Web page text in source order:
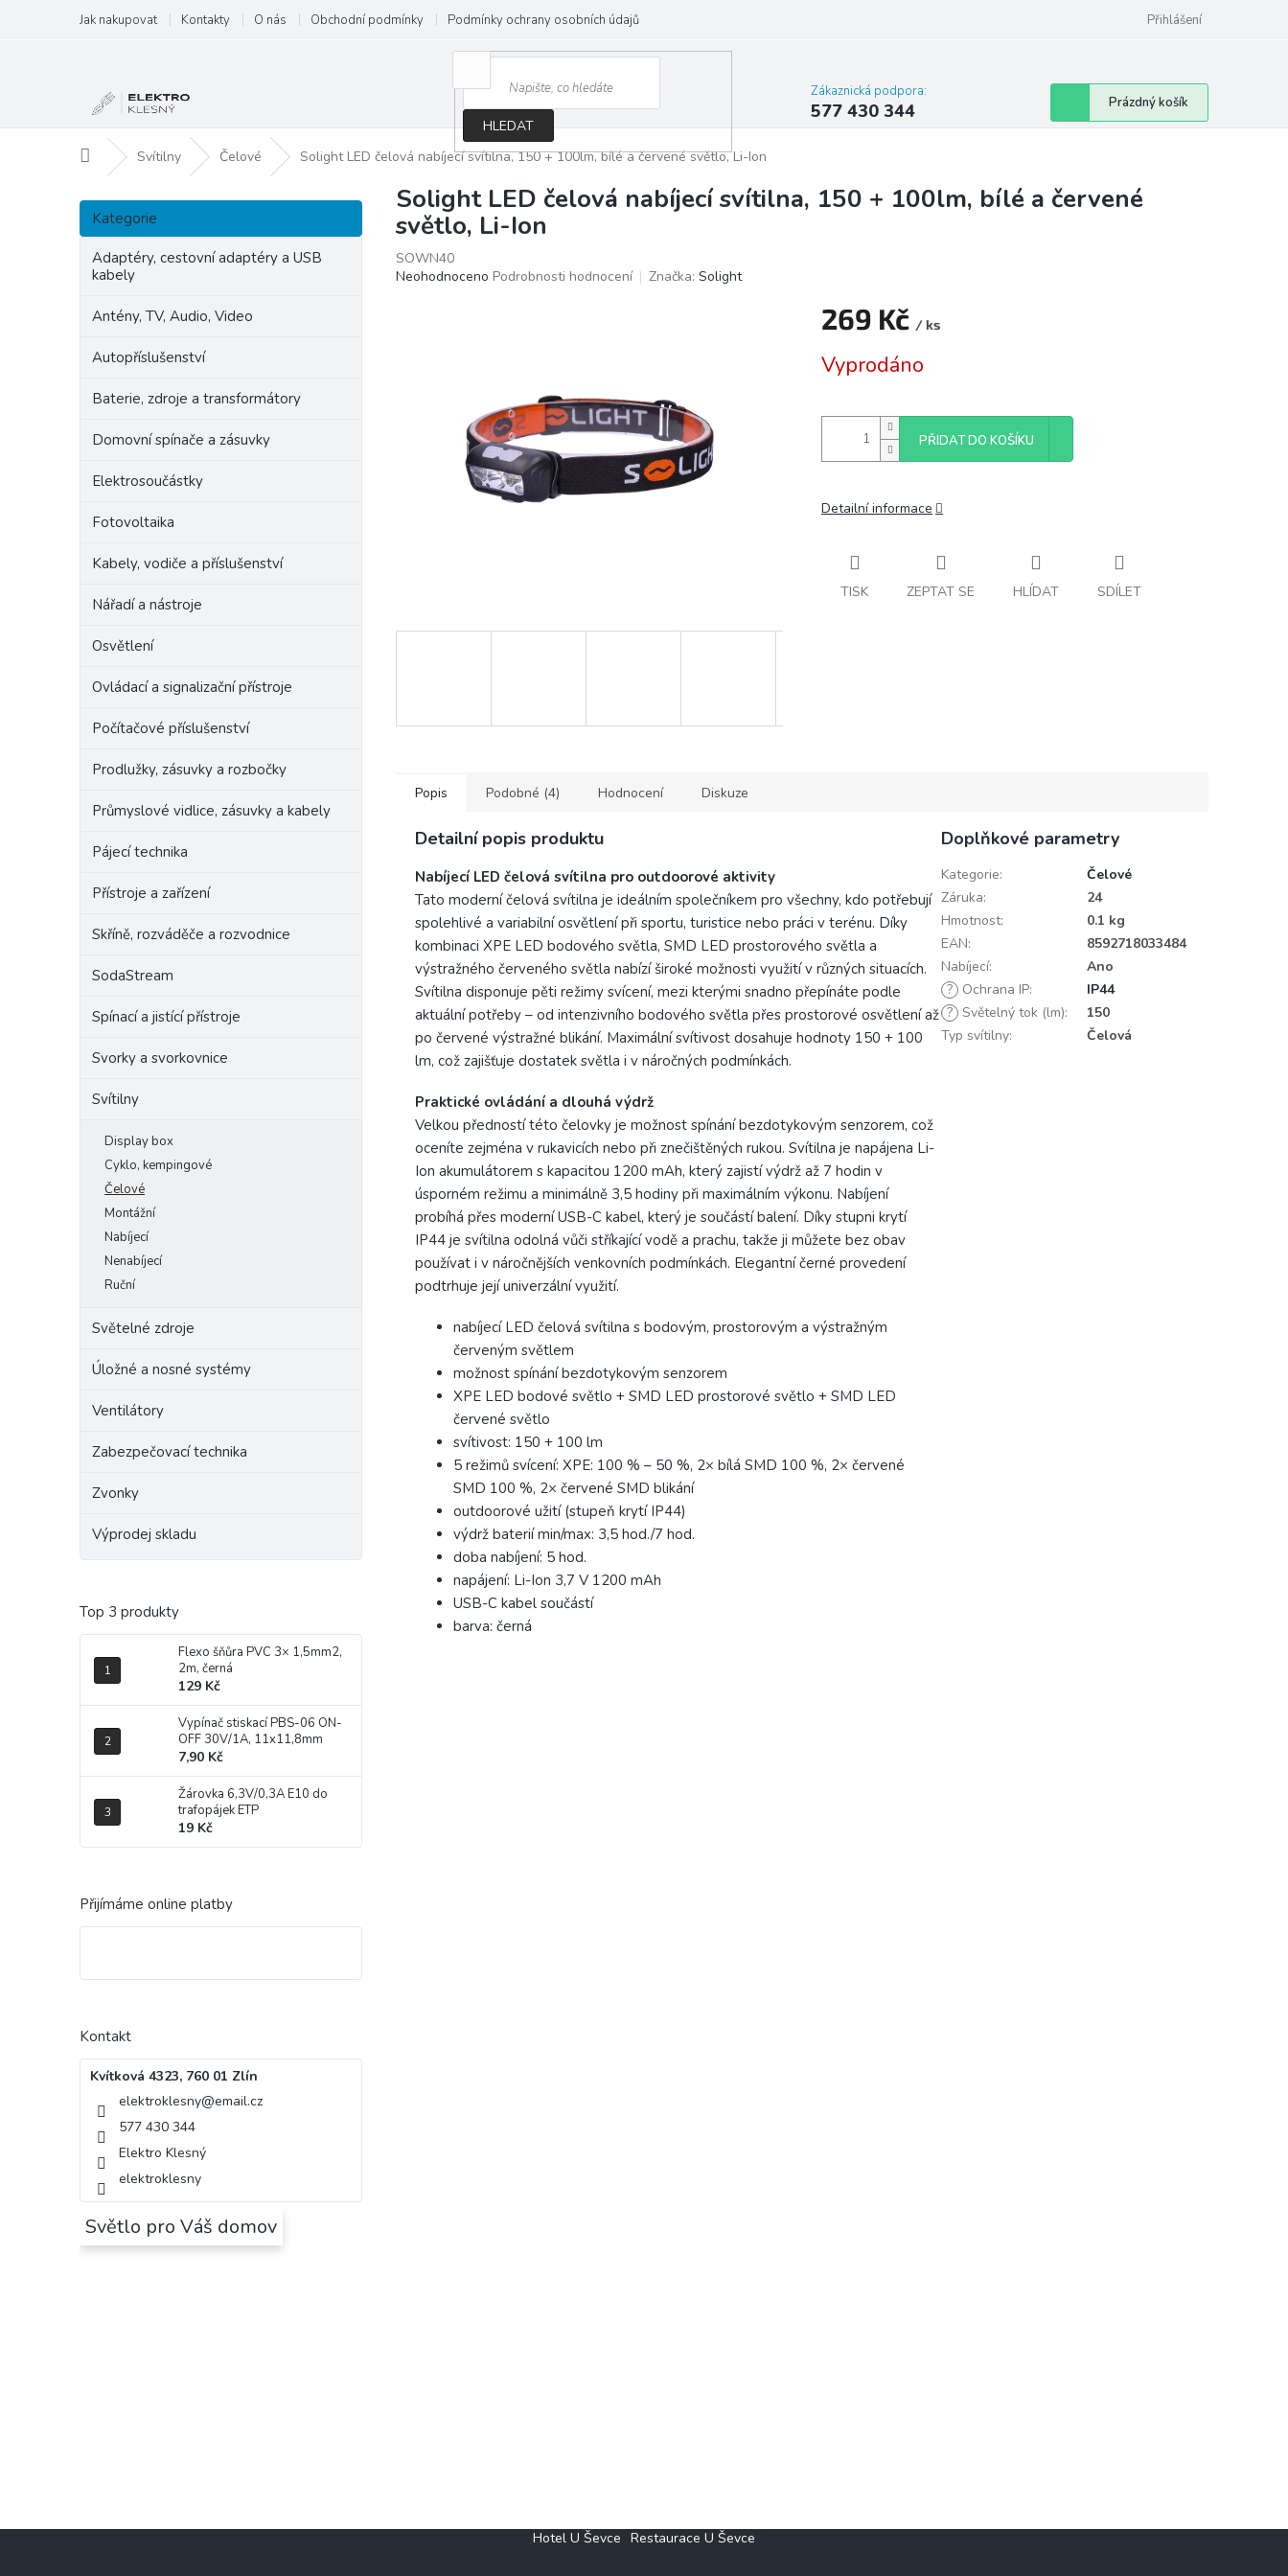
obsah
Jak nakupovat Kontakty O nás Obchodní podmínky Podmínky ochrany osobních údajů Přihlášení
HLEDAT
Zákaznická podpora:
577 430 344
Nákupní
košík
Prázdný košík
Domů Svítilny Čelové Solight LED čelová nabíjecí svítilna, 150 + 100lm, bílé a červené světlo, Li-Ion
P
s
Přeskočit
kategorie
Kategorie
Adaptéry, cestovní adaptéry a USB
kabely
Antény, TV, Audio, Video
Autopříslušenství
Baterie, zdroje a transformátory
Domovní spínače a zásuvky
Elektrosoučástky
Fotovoltaika
Kabely, vodiče a příslušenství
Nářadí a nástroje
Osvětlení
Ovládací a signalizační přístroje
Počítačové příslušenství
Prodlužky, zásuvky a rozbočky
Průmyslové vidlice, zásuvky a kabely
Pájecí technika
Přístroje a zařízení
Skříně, rozváděče a rozvodnice
SodaStream
Spínací a jistící přístroje
Svorky a svorkovnice
Svítilny
Display box
Cyklo, kempingové
Čelové
Montážní
Nabíjecí
Nenabíjecí
Ruční
Světelné zdroje
Úložné a nosné systémy
Ventilátory
Zabezpečovací technika
Zvonky
Výprodej skladu
Top 3 produkty
Flexo šňůra PVC 3× 1,5mm2,
2m, černá
129 Kč
Vypínač stiskací PBS-06 ON-
OFF 30V/1A, 11x11,8mm
7,90 Kč
Žárovka 6,3V/0,3A E10 do
trafopájek ETP
19 Kč
Přijímáme online platby
Kontakt
Kvítková 4323, 760 01 Zlín
elektroklesny@email.cz
577 430 344
Elektro Klesný
elektroklesny
Světlo pro Váš domov
Solight LED čelová nabíjecí svítilna, 150 + 100lm, bílé a červené
světlo, Li-Ion
SOWN40
Průměrné
Neohodnoceno Podrobnosti hodnocení Značka: Solight
269 Kč / ks
cena:
Vyprodáno
PŘIDAT DO KOŠÍKU
Detailní informace
TISK ZEPTAT SE HLÍDAT SDÍLET
Popis Podobné (4) Hodnocení Diskuze
Detailní popis produktu
Nabíjecí LED čelová svítilna pro outdoorové aktivity
Tato moderní čelová svítilna je ideálním společníkem pro všechny, kdo potřebují
spolehlivé a variabilní osvětlení při sportu, turistice nebo práci v terénu. Díky
kombinaci XPE LED bodového světla, SMD LED prostorového světla a
výstražného červeného světla nabízí široké možnosti využití v různých situacích.
Svítilna disponuje pěti režimy svícení, mezi kterými snadno přepínáte podle
aktuální potřeby – od intenzivního bodového světla přes prostorové osvětlení až
po červené výstražné blikání. Maximální svítivost dosahuje hodnoty 150 + 100
lm, což zajišťuje dostatek světla i v náročných podmínkách.
Praktické ovládání a dlouhá výdrž
Velkou předností této čelovky je možnost spínání bezdotykovým senzorem, což
oceníte zejména v rukavicích nebo při znečištěných rukou. Svítilna je napájena Li-
Ion akumulátorem s kapacitou 1200 mAh, který zajistí výdrž až 7 hodin v
úsporném režimu a minimálně 3,5 hodiny při maximálním výkonu. Nabíjení
probíhá přes moderní USB-C kabel, který je součástí balení. Díky stupni krytí
IP44 je svítilna odolná vůči stříkající vodě a prachu, takže ji můžete bez obav
používat i v náročnějších venkovních podmínkách. Elegantní černé provedení
podtrhuje její univerzální využití.
nabíjecí LED čelová svítilna s bodovým, prostorovým a výstražným
červeným světlem
možnost spínání bezdotykovým senzorem
XPE LED bodové světlo + SMD LED prostorové světlo + SMD LED
červené světlo
svítivost: 150 + 100 lm
5 režimů svícení: XPE: 100 % – 50 %, 2× bílá SMD 100 %, 2× červené
SMD 100 %, 2× červené SMD blikání
outdoorové užití (stupeň krytí IP44)
výdrž baterií min/max: 3,5 hod./7 hod.
doba nabíjení: 5 hod.
napájení: Li-Ion 3,7 V 1200 mAh
USB-C kabel součástí
barva: černá
Doplňkové parametry
Kategorie:
Čelové
Záruka:
24
Hmotnost:
0.1 kg
EAN:
8592718033484
Nabíjecí:
Ano
? Ochrana IP:
IP44
? Světelný tok (lm):
150
Typ svítilny: Čelová
Hotel U Ševce Restaurace U Ševce